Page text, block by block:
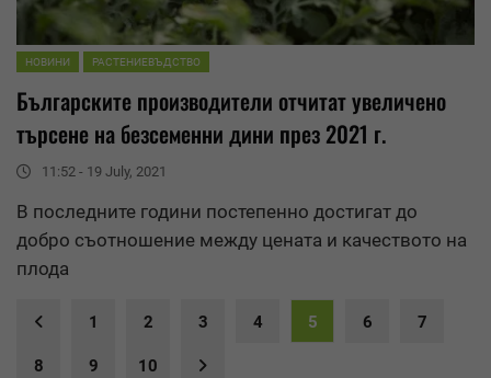
НОВИНИ РАСТЕНИЕВЪДСТВО
Българските производители отчитат увеличено
търсене на безсеменни дини през 2021 г.
11:52 - 19 July, 2021
В последните години постепенно достигат до
добро съотношение между цената и качеството на
плода
1 2 3 4 5 6 7
8 9 10